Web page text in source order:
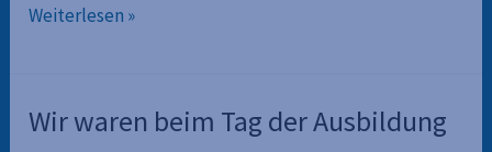
Unser
Weiterlesen »
Wir waren beim Tag der Ausbildung